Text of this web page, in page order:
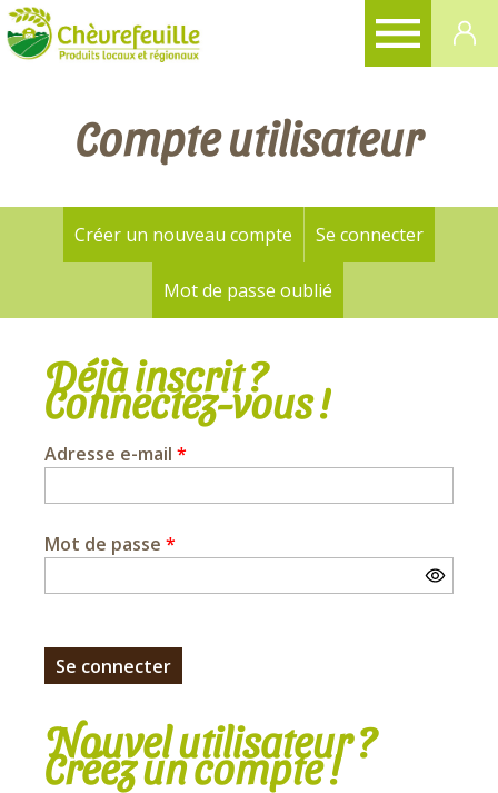
Compte utilisateur
Onglets
principaux
Créer un nouveau compte Se connecter(onglet
Mot de passe oublié
Déjà inscrit ?
Connectez-vous !
Adresse e-mail *
Mot de passe *
Nouvel utilisateur ?
Créez un compte !